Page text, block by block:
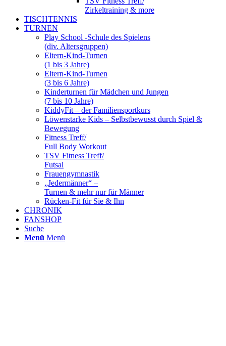
Zirkeltraining & more
TISCHTENNIS
TURNEN
Play School -Schule des Spielens
(div. Altersgruppen)
Eltern-Kind-Turnen
(1 bis 3 Jahre)
Eltern-Kind-Turnen
(3 bis 6 Jahre)
Kinderturnen für Mädchen und Jungen
(7 bis 10 Jahre)
KiddyFit – der Familiensportkurs
Löwenstarke Kids – Selbstbewusst durch Spiel &
Bewegung
Fitness Treff/
Full Body Workout
TSV Fitness Treff/
Futsal
Frauengymnastik
„Jedermänner“ –
Turnen & mehr nur für Männer
Rücken-Fit für Sie & Ihn
CHRONIK
FANSHOP
Suche
Menü Menü